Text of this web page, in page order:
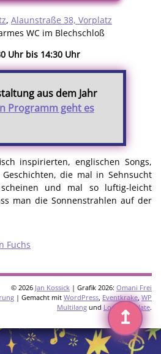
, Alaunstraße 38, Vorplatz
WC im Blechschloß
Uhr bis 14:30 Uhr
aus dem Jahr
Programm geht es
inspirierten, englischen Songs,
die mal in Sehnsucht
und mal so luftig-leicht
man die Sonnenstrahlen auf der
Fuchs
© 2026 Jan Kossick | Grafik 2026: Omani Frei
| Gemacht mit WordPress Eventkrake, WP
Multilang und Loco Translate.
↥